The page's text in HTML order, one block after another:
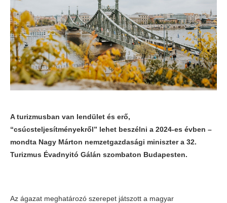
A turizmusban van lendület és erő,
“csúcsteljesítményekről” lehet beszélni a 2024-es évben –
mondta Nagy Márton nemzetgazdasági miniszter a 32.
Turizmus Évadnyitó Gálán szombaton Budapesten.
Az ágazat meghatározó szerepet játszott a magyar